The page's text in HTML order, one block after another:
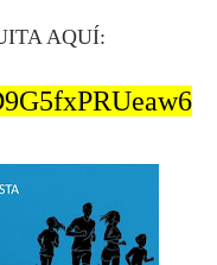
AQUÍ: